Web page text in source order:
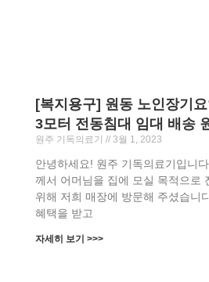
[복지용구] 원동 노인장기
3모터 전동침대 임대 배송
원주 기독의료기 3월 1, 2023
안녕하세요! 원주 기독의료기입니
께서 어머님을 집에 모실 목적으로
위해 저희 매장에 방문해 주셨습니
혜택을 받고
자세히 보기 >>>